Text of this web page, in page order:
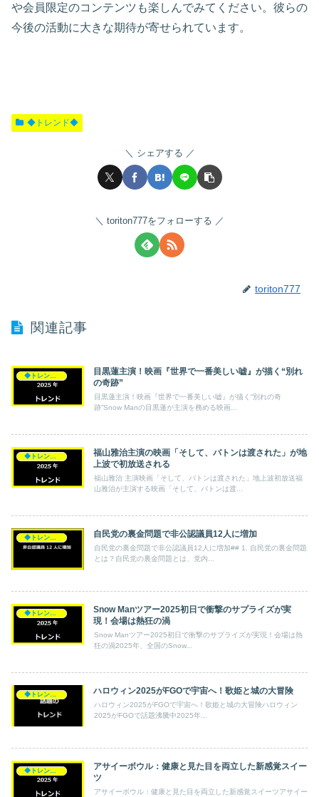
や会員限定のコンテンツも楽しんでみてください。彼らの
今後の活動に大きな期待が寄せられています。
◆トレンド◆
シェアする
toriton777をフォローする
toriton777
関連記事
目黒蓮主演！映画『世界で一番美しい嘘』が描く“別れ
の奇跡”
目黒蓮主演！映画『世界で一番美しい嘘』が描く“別れの奇
跡”Snow Manの目黒蓮が主演を務める映画...
◆トレンド◆
福山雅治主演の映画「そして、バトンは渡された」が地
上波で初放送される
福山雅治 主演映画「そして、バトンは渡された」地上波初放送福
山雅治が主演する映画「そして、バトンは渡...
◆トレンド◆ 自民党の裏金問題で非公認議員12人に増加
自民党の裏金問題で非公認議員12人に増加## 1. 自民党の裏金問題
とは？自民党の裏金問題とは、党内...
◆トレンド◆
Snow Manツアー2025初日で衝撃のサプライズが実
現！会場は熱狂の渦
Snow Manツアー2025初日で衝撃のサプライズが実現！会場は熱
狂の渦2025年、全国のSnow...
◆トレンド◆ ハロウィン2025がFGOで宇宙へ！歌姫と城の大冒険
ハロウィン2025がFGOで宇宙へ！歌姫と城の大冒険ハロウィン
2025がFGOで話題沸騰中2025年...
アサイーボウル：健康と見た目を両立した新感覚スイー
ツ
アサイーボウル：健康と見た目を両立した新感覚スイーツアサイー